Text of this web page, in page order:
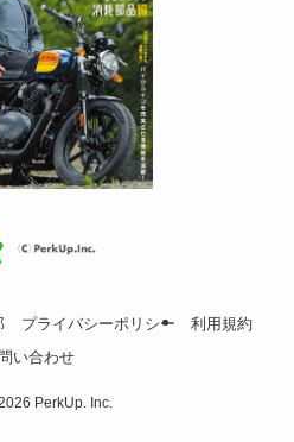
プライバシーポリシー
利用規約
い合わせ
PerkUp. Inc.